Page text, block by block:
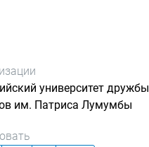
университет дружбы
им. Патриса Лумумбы